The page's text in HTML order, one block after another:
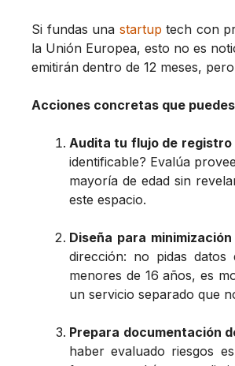
Si fundas una startup tech con
la Unión Europea, esto no es
emitirán dentro de 12 meses,
Acciones concretas que
Audita tu flujo de
identificable? Evalúa
mayoría de edad sin
este espacio.
Diseña para
dirección: no pidas
menores de 16 años, es
un servicio separado que
Prepara documentación
haber evaluado riesgos